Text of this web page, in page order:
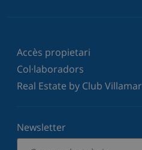
Accès propietari
Col·laboradors
Real Estate by Club Villamar
Newsletter